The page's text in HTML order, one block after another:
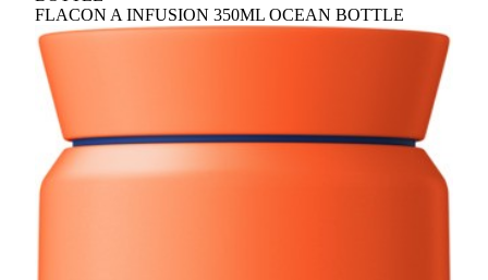
FLACON A INFUSION 350ML OCEAN BOTTLE